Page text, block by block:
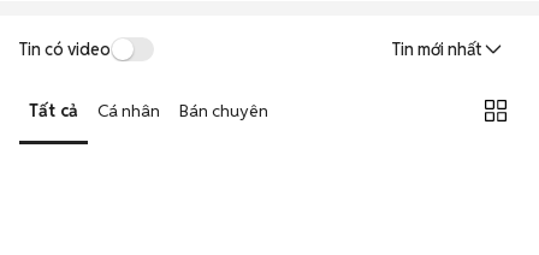
đánh giá chính xác hiệu năng thực tế của máy so với mô tả trên
Mua bán linh hoạt: Hai bên có thể chủ động thỏa thuận giá cả và
địa điểm giao nhận, chốt giao dịch nhanh chóng khi đạt được
Tin có video Tin mới nhất
Tất cả Cá nhân Bán chuyên